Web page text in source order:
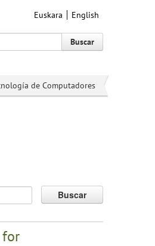
Euskara English
Buscar
de Computadores
Buscar
for